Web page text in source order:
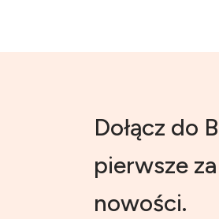
Dołącz do
pierwsze
nowości.